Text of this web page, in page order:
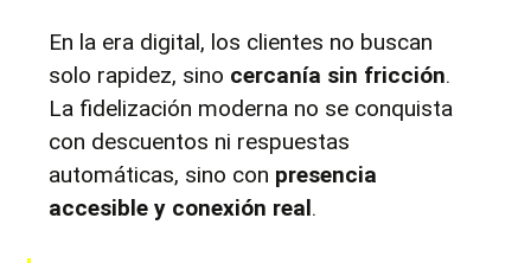
En la era digital, los clientes no buscan
solo rapidez, sino cercanía sin fricción.
La fidelización moderna no se conquista
con descuentos ni respuestas
automáticas, sino con presencia
accesible y conexión real.